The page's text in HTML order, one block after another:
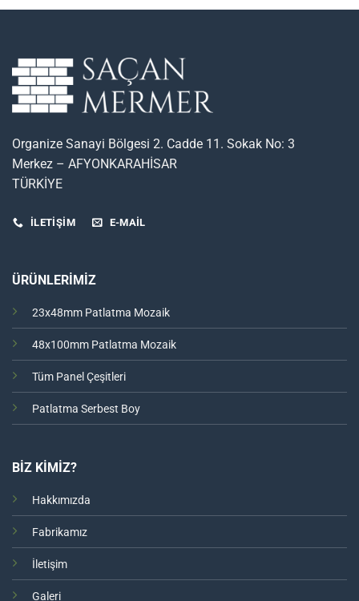
Organize Sanayi Bölgesi 2. Cadde 11. Sokak No: 3
Merkez – AFYONKARAHİSAR
TÜRKİYE
İLETİŞİM E-MAIL
ÜRÜNLERİMİZ
23x48mm Patlatma Mozaik
48x100mm Patlatma Mozaik
Tüm Panel Çeşitleri
Patlatma Serbest Boy
BİZ KİMİZ?
Hakkımızda
Fabrikamız
İletişim
Galeri